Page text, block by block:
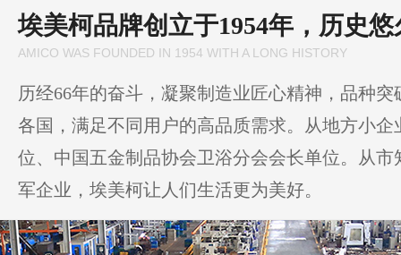
埃美柯品牌创立于1954年，历史悠
AMICO WAS FOUNDED IN 1954 WITH A LONG HISTORY
历经66年的奋斗，凝聚制造业匠心精神，品种
各国，满足不同用户的高品质需求。从地方小
位、中国五金制品协会卫浴分会会长单位。从
军企业，埃美柯让人们生活更为美好。